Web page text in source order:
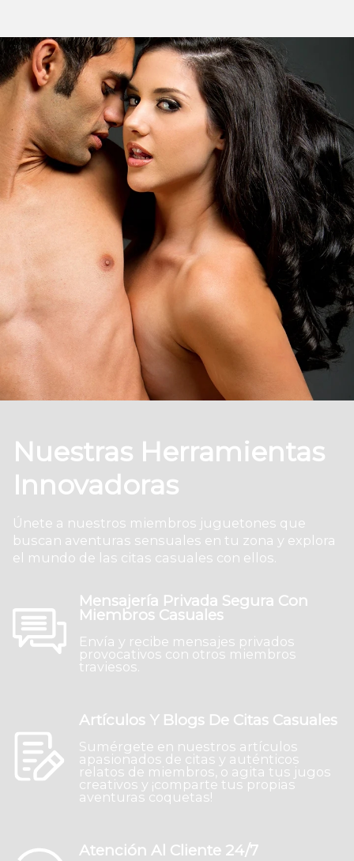
Nuestras Herramientas
Innovadoras
Únete a nuestros miembros juguetones que
buscan aventuras sensuales en tu zona y explora
el mundo de las citas casuales con ellos.
Mensajería Privada Segura Con
Miembros Casuales
Envía y recibe mensajes privados
provocativos con otros miembros
traviesos.
Artículos Y Blogs De Citas Casuales
Sumérgete en nuestros artículos
apasionados de citas y auténticos
relatos de miembros, o agita tus jugos
creativos y ¡comparte tus propias
aventuras coquetas!
Atención Al Cliente 24/7